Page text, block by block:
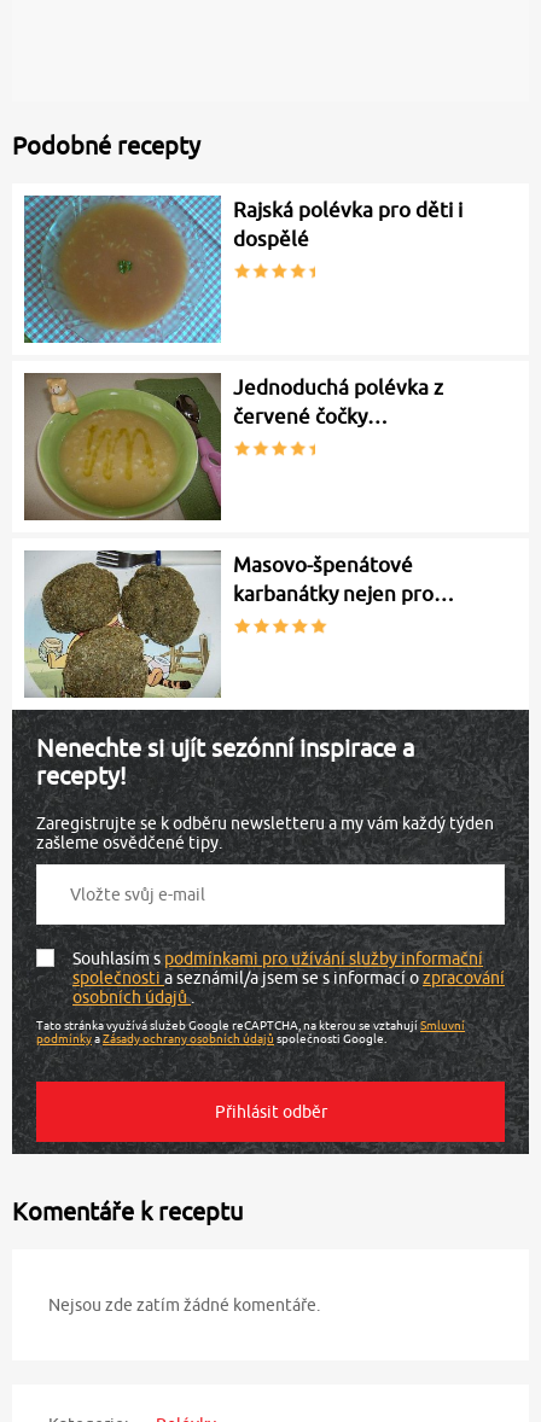
Podobné recepty
Rajská polévka pro děti i
dospělé
Jednoduchá polévka z
červené čočky…
Masovo-špenátové
karbanátky nejen pro…
Nenechte si ujít sezónní inspirace a
recepty!
Zaregistrujte se k odběru newsletteru a my vám každý týden
zašleme osvědčené tipy.
Souhlasím spodmínkami pro užívání služby informační
společnostia seznámil/a jsem se s informací ozpracování
osobních údajů.
Tato stránka využívá služeb Google reCAPTCHA, na kterou se vztahujíSmluvní
podmínkyaZásady ochrany osobních údajů společnosti Google.
Komentáře k receptu
Nejsou zde zatím žádné komentáře.